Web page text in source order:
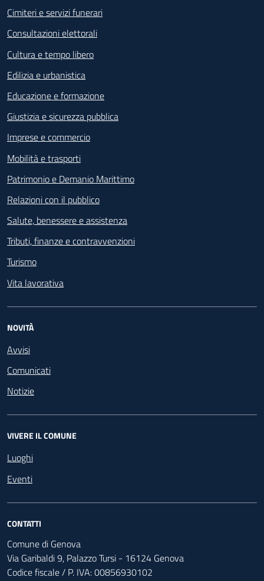
Cimiteri e servizi funerari
Consultazioni elettorali
Cultura e tempo libero
Edilizia e urbanistica
Educazione e formazione
Giustizia e sicurezza pubblica
Imprese e commercio
Mobilità e trasporti
Patrimonio e Demanio Marittimo
Relazioni con il pubblico
Salute, benessere e assistenza
Tributi, finanze e contravvenzioni
Turismo
Vita lavorativa
NOVITÀ
Avvisi
Comunicati
Notizie
VIVERE IL COMUNE
Luoghi
Eventi
CONTATTI
Comune di Genova
Via Garibaldi 9, Palazzo Tursi - 16124 Genova
Codice fiscale / P. IVA: 00856930102